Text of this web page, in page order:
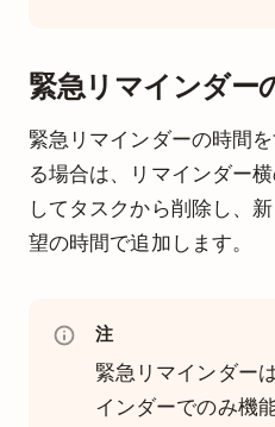
緊急リマインダー
緊急リマインダーの時間
る場合は、リマインダー
してタスクから削除し、
望の時間で追加します。
注
緊急リマインダー
インダーでのみ機能